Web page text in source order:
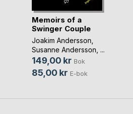
Memoirs of a
Swinger Couple
Joakim Andersson
Susanne Andersson , ...
149,00 kr Bok
85,00 kr E-bok